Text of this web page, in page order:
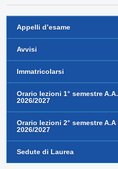
Appelli d’esame
Avvisi
Immatricolarsi
Orario lezioni 1° semestre A.A.
2026/2027
Orario lezioni 2° semestre A.A
2026/2027
Sedute di Laurea